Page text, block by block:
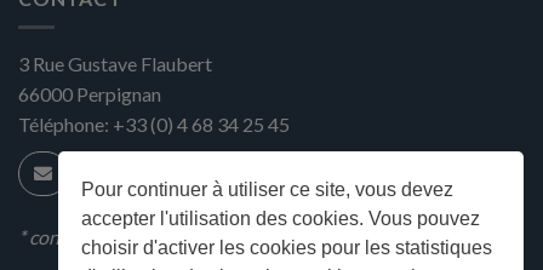
Pour continuer à utiliser ce site, vous devez
accepter l'utilisation des cookies. Vous pouvez
choisir d'activer les cookies pour les statistiques
3 Rue Gustave Flaubert
66000 Perpignan
Téléphone: +33 (0) 4 68 34 25 45
* condition en magasin